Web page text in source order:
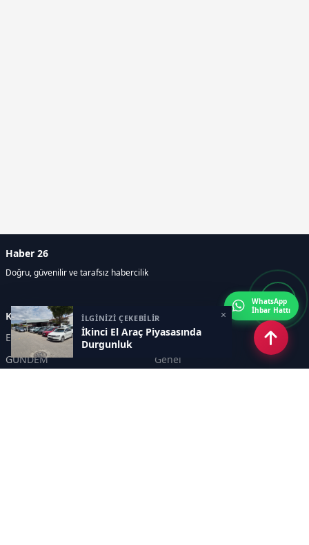
İLGİNİZİ ÇEKEBİLİR
İkinci El Araç Piyasasında
Durgunluk
×
Haber 26
Doğru, güvenilir ve tarafsız habercilik
Kategoriler
Eskişehir
SPOR
GÜNDEM
Genel
WhatsApp
İhbar Hattı